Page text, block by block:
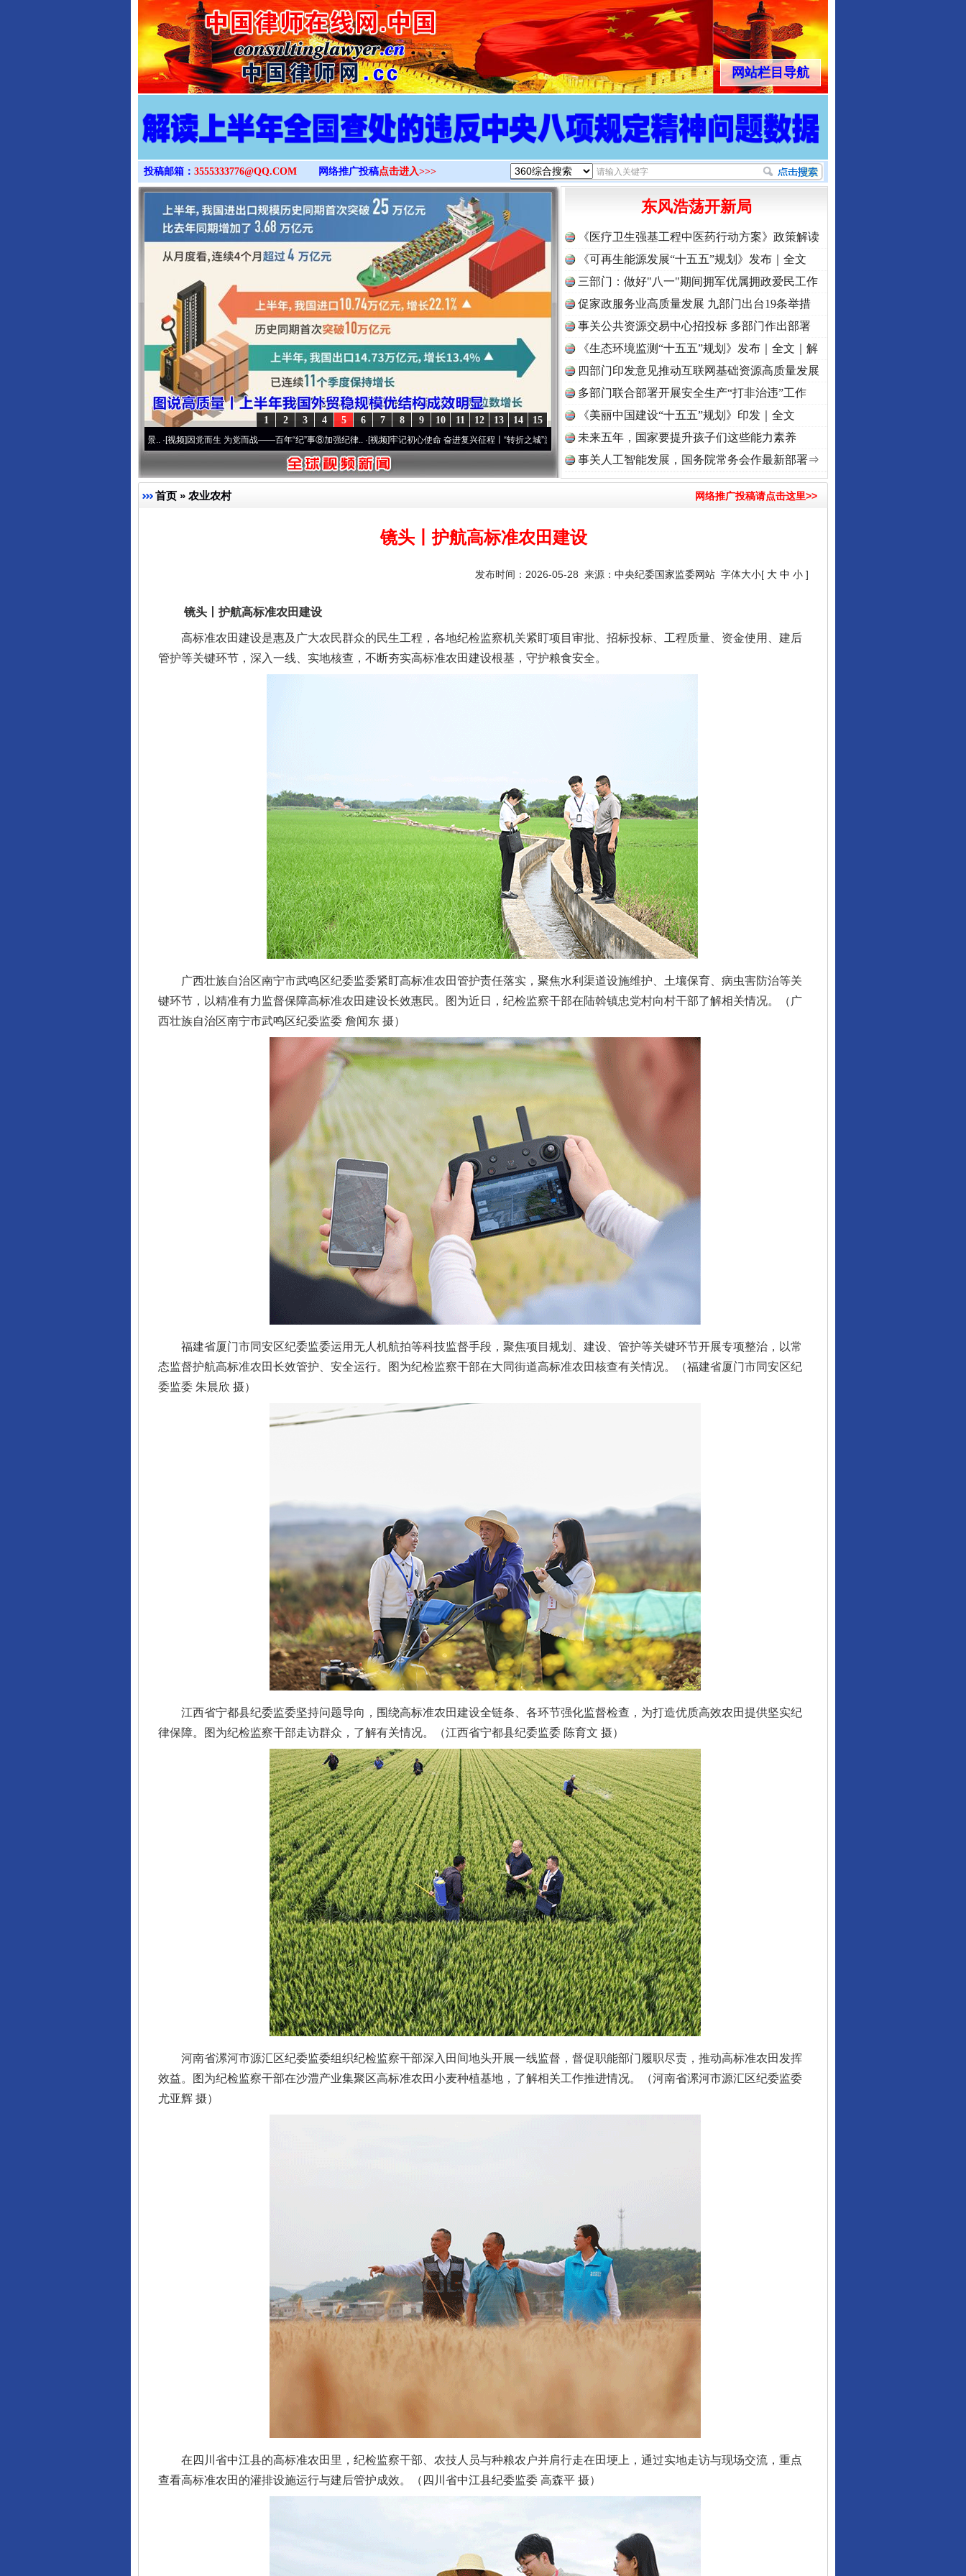
>
网站栏目导航
投稿邮箱： 3555333776@QQ.COM 网络推广投稿点击进入>>>
15
14
13
12
11
10
9
8
7
6
5
4
3
2
1
因党而生 为党而战——百年“纪”事⑧加强纪律..·[视频]牢记初心使命 奋进复兴征程丨“转折之城”激荡..·[视频]牢记初心使命 奋进复兴征程丨红船起航处 潮起..·[视频]一首歌的时间，读懂乐至的“诗与远方”
东风浩荡开新局
《医疗卫生强基工程中医药行动方案》政策解读
《可再生能源发展“十五五”规划》发布｜全文
三部门：做好"八一"期间拥军优属拥政爱民工作
促家政服务业高质量发展 九部门出台19条举措
事关公共资源交易中心招投标 多部门作出部署
《生态环境监测“十五五”规划》发布｜全文｜解
读
四部门印发意见推动互联网基础资源高质量发展
多部门联合部署开展安全生产“打非治违”工作
《美丽中国建设“十五五”规划》印发｜全文
未来五年，国家要提升孩子们这些能力素养
事关人工智能发展，国务院常务会作最新部署⇒
首页 » 农业农村 网络推广投稿请点击这里>>
镜头丨护航高标准农田建设
发布时间：2026-05-28 来源： 中央纪委国家监委网站 字体大小[ 大 中 小 ]
镜头丨护航高标准农田建设
高标准农田建设是惠及广大农民群众的民生工程，各地纪检监察机关紧盯项目审批、招标投标、工程质量、资金使用、建后
管护等关键环节，深入一线、实地核查，不断夯实高标准农田建设根基，守护粮食安全。
广西壮族自治区南宁市武鸣区纪委监委紧盯高标准农田管护责任落实，聚焦水利渠道设施维护、土壤保育、病虫害防治等关
键环节，以精准有力监督保障高标准农田建设长效惠民。图为近日，纪检监察干部在陆斡镇忠党村向村干部了解相关情况。（广
西壮族自治区南宁市武鸣区纪委监委 詹闻东 摄）
福建省厦门市同安区纪委监委运用无人机航拍等科技监督手段，聚焦项目规划、建设、管护等关键环节开展专项整治，以常
态监督护航高标准农田长效管护、安全运行。图为纪检监察干部在大同街道高标准农田核查有关情况。（福建省厦门市同安区纪
委监委 朱晨欣 摄）
江西省宁都县纪委监委坚持问题导向，围绕高标准农田建设全链条、各环节强化监督检查，为打造优质高效农田提供坚实纪
律保障。图为纪检监察干部走访群众，了解有关情况。（江西省宁都县纪委监委 陈育文 摄）
河南省漯河市源汇区纪委监委组织纪检监察干部深入田间地头开展一线监督，督促职能部门履职尽责，推动高标准农田发挥
效益。图为纪检监察干部在沙澧产业集聚区高标准农田小麦种植基地，了解相关工作推进情况。（河南省漯河市源汇区纪委监委
尤亚辉 摄）
在四川省中江县的高标准农田里，纪检监察干部、农技人员与种粮农户并肩行走在田埂上，通过实地走访与现场交流，重点
查看高标准农田的灌排设施运行与建后管护成效。（四川省中江县纪委监委 高森平 摄）
完善运行机制助力责任有效落实 一纸欠条伤亲情 巡回调解促和解.. 行业协会接连发公告
法徽映军营 权益有保障 让核能赋能千行百业